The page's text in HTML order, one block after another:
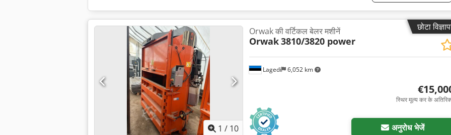
छोटा
1 / 10
Lagedi 6,052 km
Orwak की वर्टिकल बेलर मशीनें
Orwak3810/3820 power
स्थिर मूल्य कर के
अनुरोध भेजें